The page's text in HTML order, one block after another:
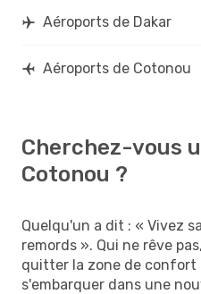
Aéroports de Dakar
Aéroports de Cotonou
Cherchez-vous
Cotonou ?
Quelqu'un a dit : « Vivez
remords ». Qui ne rêve
quitter la zone de confort
s'embarquer dans une